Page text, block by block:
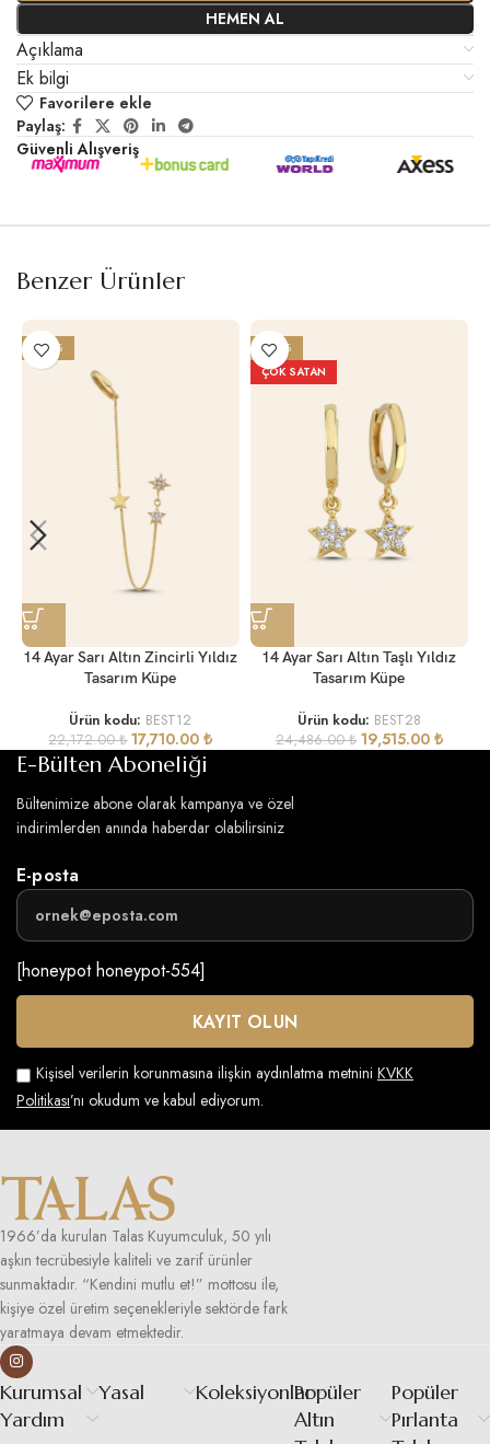
HEMEN AL
Açıklama
Ek bilgi
Favorilere ekle
Paylaş:
Güvenli Alışveriş
Benzer Ürünler
-20%
14 Ayar Sarı Altın Zincirli Yıldız
Tasarım Küpe
Ürün kodu: BEST12
22,172.00₺ 17,710.00₺
-20%
ÇOK SATAN
14 Ayar Sarı Altın Taşlı Yıldız
Tasarım Küpe
Ürün kodu: BEST28
24,486.00₺ 19,515.00 ₺
E-Bülten Aboneliği
Bültenimize abone olarak kampanya ve özel
indirimlerden anında haberdar olabilirsiniz
E-posta
[honeypot honeypot-554]
Kişisel verilerin korunmasına ilişkin aydınlatma metnini KVKK
Politikası’nı okudum ve kabul ediyorum.
1966’da kurulan Talas Kuyumculuk, 50 yılı
aşkın tecrübesiyle kaliteli ve zarif ürünler
sunmaktadır. “Kendini mutlu et!” mottosu ile,
kişiye özel üretim seçenekleriyle sektörde fark
yaratmaya devam etmektedir.
Kurumsal
Yardım
Yasal KoleksiyonlarPopüler
Altın
Popüler
Pırlanta